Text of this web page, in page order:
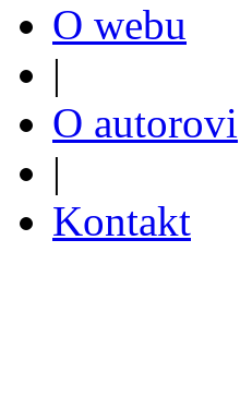
O webu
|
O autorovi
|
Kontakt